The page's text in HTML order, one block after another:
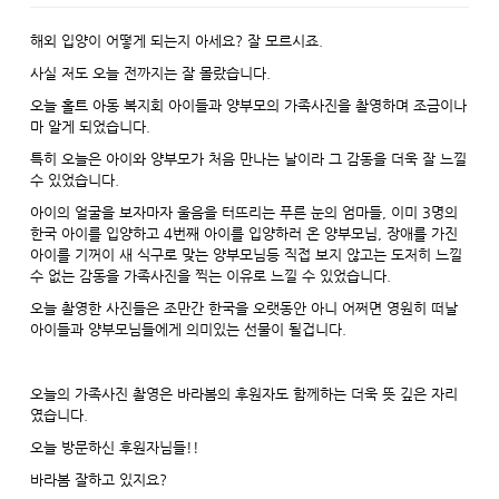
해외 입양이 어떻게 되는지 아세요? 잘 모르시죠
사실 저도 오늘 전까지는 잘 몰랐습니다
오늘 홀트 아동 복지회 아이들과 양부모의 가족사진을 촬영하며 조금이나
마 알게 되었습니다
특히 오늘은 아이와 양부모가 처음 만나는 날이라 그 감동을 더욱 잘 느낄
수 있었습니다
아이의 얼굴을 보자마자 울음을 터뜨리는 푸른 눈의 엄마들 이미 3명의
한국 아이를 입양하고 4번째 아이를 입양하러 온 양부모님
장애를 가진
아이를 기꺼이 새 식구로 맞는 양부모님등 직접 보지 않고는 도저히 느낄
수 없는 감동을 가족사진을 찍는 이유로 느낄 수 있었습니다
오늘 촬영한 사진들은 조만간 한국을 오랫동안 아니 어쩌면 영원히 떠날
아이들과 양부모님들에게 의미있는 선물이 될겁니다
오늘의 가족사진 촬영은 바라봄의 후원자도 함께하는 더욱 뜻 깊은 자리
였습니다
오늘 방문하신 후원자님들!!
바라봄 잘하고 있지요?